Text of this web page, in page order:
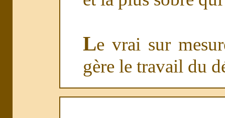
Le vrai sur
gère le travail du